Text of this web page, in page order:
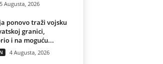
5 Augusta, 2026
ponovo traži vojsku
granici,
i na moguću...
4 Augusta, 2026